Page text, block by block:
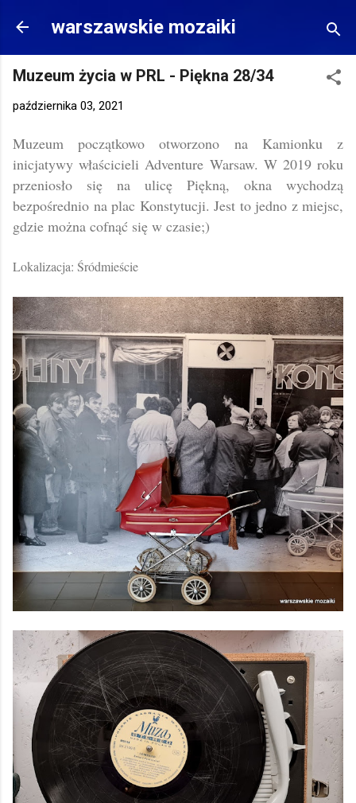
Przejdź do głównej zawartości
warszawskie mozaiki
Muzeum życia w PRL - Piękna 28/34
października 03, 2021
Muzeum początkowo otworzono na Kamionku z
inicjatywy właścicieli Adventure Warsaw. W 2019 roku
przeniosło się na ulicę Piękną, okna wychodzą
bezpośrednio na plac Konstytucji. Jest to jedno z miejsc,
gdzie można cofnąć się w czasie;)
Lokalizacja: Śródmieście